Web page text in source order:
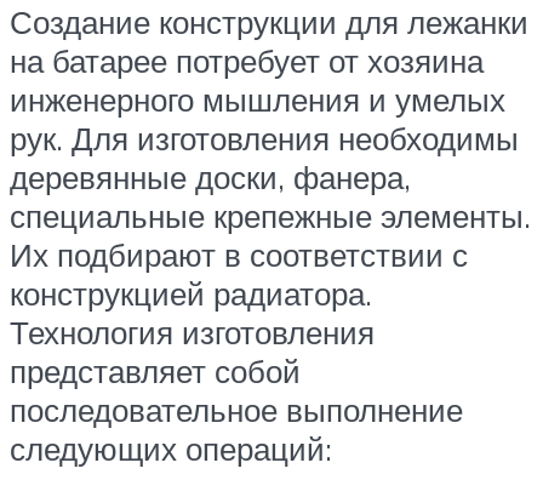
Создание конструкции для лежанки
на батарее потребует от хозяина
инженерного мышления и умелых
рук. Для изготовления необходимы
деревянные доски, фанера,
специальные крепежные элементы.
Их подбирают в соответствии с
конструкцией радиатора.
Технология изготовления
представляет собой
последовательное выполнение
следующих операций: